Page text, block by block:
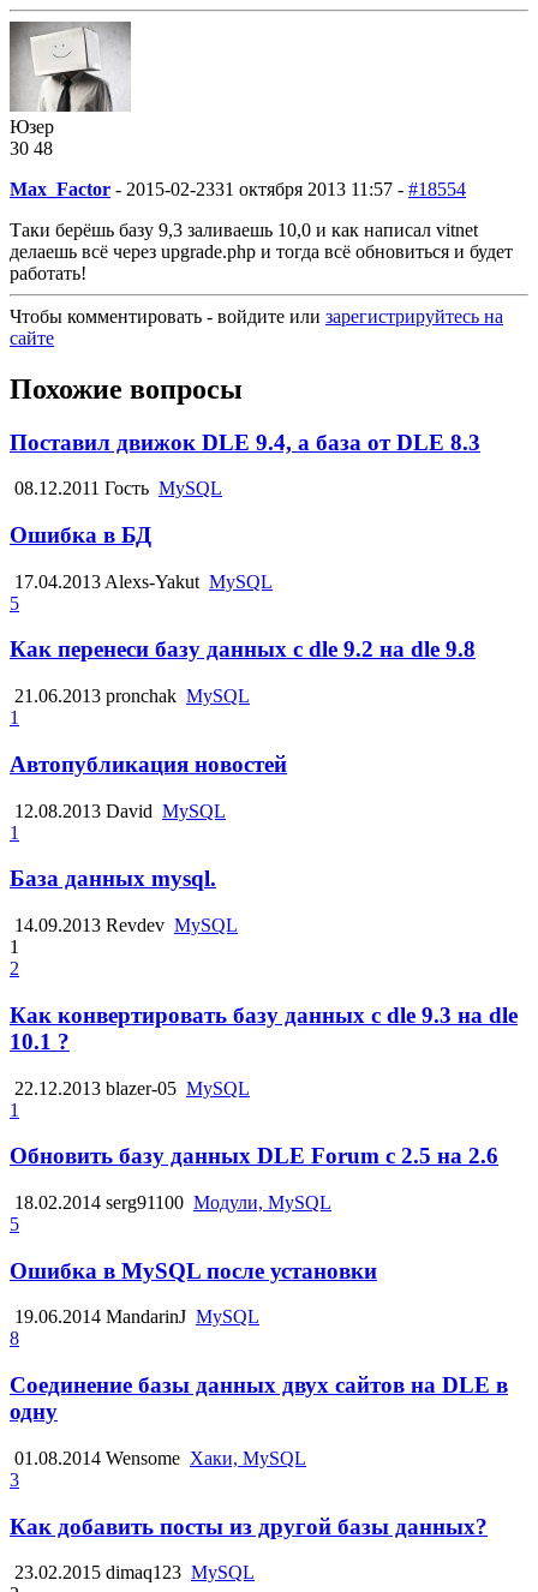
Юзер
30 48
Max_Factor - 2015-02-2331 октября 2013 11:57 - #18554
Таки берёшь базу 9,3 заливаешь 10,0 и как написал vitnet
делаешь всё через upgrade.php и тогда всё обновиться и будет
работать!
Чтобы комментировать - войдите или зарегистрируйтесь на
сайте
Похожие вопросы
Поставил движок DLE 9.4, а база от DLE 8.3
08.12.2011 Гость MySQL
Ошибка в БД
17.04.2013 Alexs-Yakut MySQL
5
Как перенеси базу данных с dle 9.2 на dle 9.8
21.06.2013 pronchak MySQL
1
Автопубликация новостей
12.08.2013 David MySQL
1
База данных mysql.
14.09.2013 Revdev MySQL
1
2
Как конвертировать базу данных с dle 9.3 на dle
10.1 ?
22.12.2013 blazer-05 MySQL
1
Обновить базу данных DLE Forum с 2.5 на 2.6
18.02.2014 serg91100 Модули, MySQL
5
Ошибка в MySQL после установки
19.06.2014 MandarinJ MySQL
8
Соединение базы данных двух сайтов на DLE в
одну
01.08.2014 Wensome Хаки, MySQL
3
Как добавить посты из другой базы данных?
23.02.2015 dimaq123 MySQL